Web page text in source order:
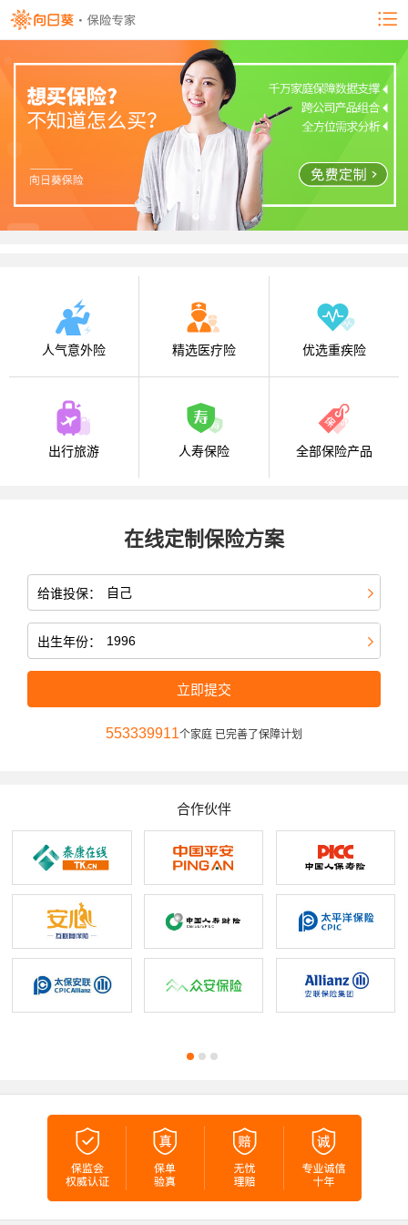
人气意外险 精选医疗险 优选重疾险
出行旅游 人寿保险 全部保险产品
在线定制保险方案
给谁投保：
出生年份：
立即提交
553339911个家庭 已完善了保障计划
合作伙伴